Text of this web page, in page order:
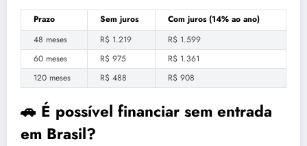
Prazo Sem juros
Com juros (14% ao ano)
48 meses
R$ 1.219
R$ 1.599
60 meses
R$ 975
R$ 1.361
120 meses
R$ 488 R$ 908
🚗 É possível financiar sem entrada
em Brasil?